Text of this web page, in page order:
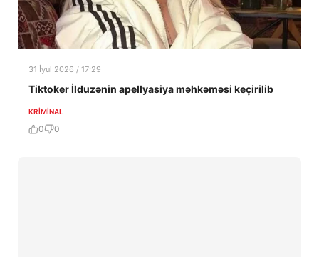
31 İyul 2026 / 17:29
Tiktoker İlduzənin apellyasiya məhkəməsi keçirilib
KRIMINAL
0 0